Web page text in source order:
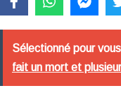
Sélectionné pour
fait un mort et